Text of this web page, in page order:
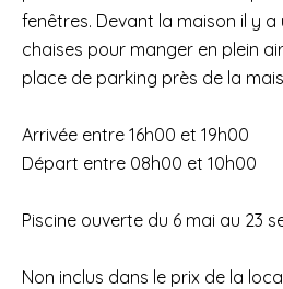
fenêtres. Devant la maison il y
chaises pour manger en plein
place de parking près de la
Arrivée entre 16h00 et 19h00
Départ entre 08h00 et 10h00
Piscine ouverte du 6 mai au 23
Non inclus dans le prix de la